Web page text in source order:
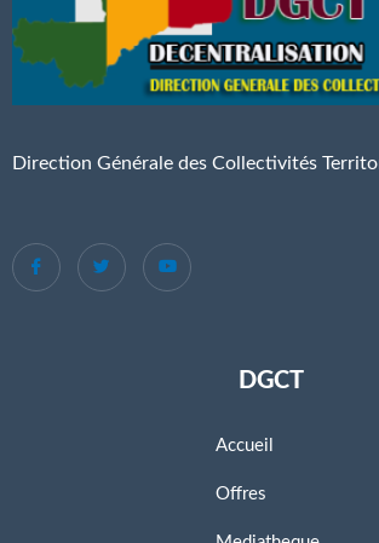
Direction Générale des Collectivités
DGCT
Accueil
Offres